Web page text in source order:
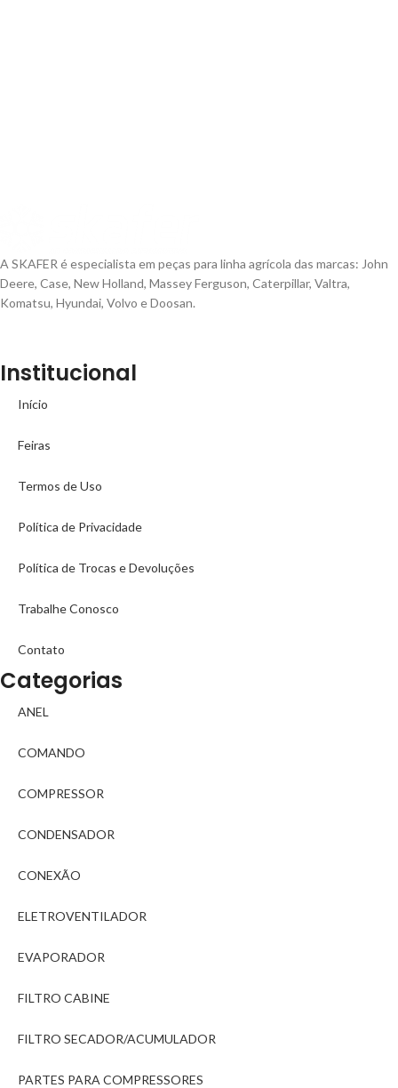
A SKAFER é especialista em peças para linha agrícola das marcas: John
Deere, Case, New Holland, Massey Ferguson, Caterpillar, Valtra,
Komatsu, Hyundai, Volvo e Doosan.
Institucional
Início
Feiras
Termos de Uso
Política de Privacidade
Política de Trocas e Devoluções
Trabalhe Conosco
Contato
Categorias
ANEL
COMANDO
COMPRESSOR
CONDENSADOR
CONEXÃO
ELETROVENTILADOR
EVAPORADOR
FILTRO CABINE
FILTRO SECADOR/ACUMULADOR
PARTES PARA COMPRESSORES